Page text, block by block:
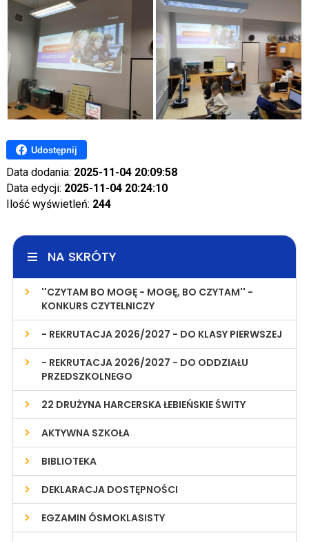
Udostępnij
Data dodania: 2025-11-04 20:09:58
Data edycji: 2025-11-04 20:24:10
Ilość wyświetleń: 244
NA SKRÓTY
''CZYTAM BO MOGĘ - MOGĘ, BO CZYTAM'' -
KONKURS CZYTELNICZY
- REKRUTACJA 2026/2027 - DO KLASY PIERWSZEJ
- REKRUTACJA 2026/2027 - DO ODDZIAŁU
PRZEDSZKOLNEGO
22 DRUŻYNA HARCERSKA ŁEBIEŃSKIE ŚWITY
AKTYWNA SZKOŁA
BIBLIOTEKA
DEKLARACJA DOSTĘPNOŚCI
EGZAMIN ÓSMOKLASISTY